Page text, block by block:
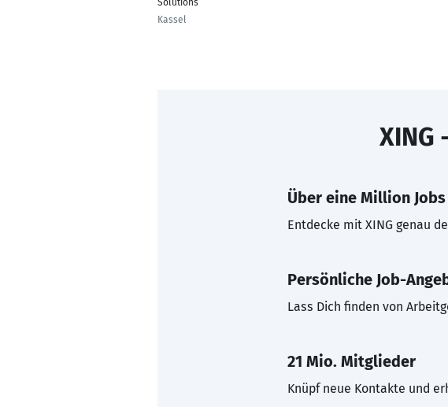
Solutions
Kassel
XING
Über eine Million Jobs
Entdecke mit XING genau
Persönliche Job-
Lass Dich finden von
21 Mio. Mitglieder
Knüpf neue Kontakte und